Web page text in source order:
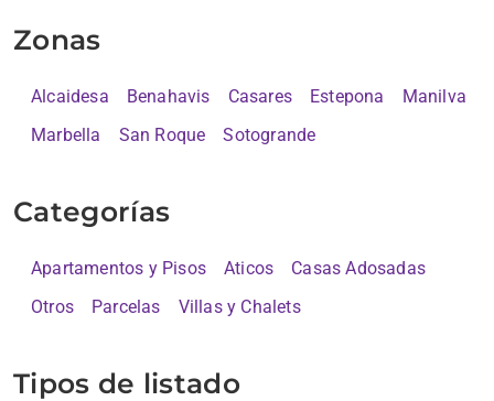
Zonas
Alcaidesa Benahavis Casares Estepona
Manilva
Marbella
San Roque Sotogrande
Categorías
Apartamentos y Pisos Aticos
Casas Adosadas
Otros
Parcelas Villas y Chalets
Tipos de listado